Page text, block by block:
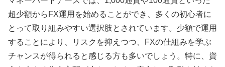
超少額からFX運用を始めることができ、多くの初心者に
とって取り組みやすい選択肢とされています。少額で運用
することにより、リスクを抑えつつ、FXの仕組みを学ぶ
チャンスが得られると感じる方も多いでしょう。特に、資